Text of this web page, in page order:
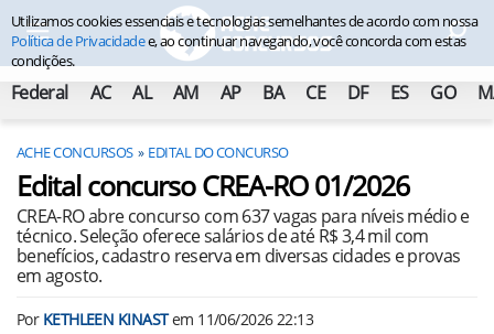
Federal AC AL AM AP BA CE DF ES GO
ACHE CONCURSOS EDITAL DO CONCURSO
Edital concurso CREA-RO 01/2026
CREA-RO abre concurso com 637 vagas para níveis médio e
técnico. Seleção oferece salários de até R$ 3,4 mil com
benefícios, cadastro reserva em diversas cidades e provas
em agosto.
Por KETHLEEN KINASTem 11/06/2026 22:13
Utilizamos cookies essenciais e tecnologias semelhantes de acordo com nossa
Política de Privacidadee, ao continuar navegando, você concorda com estas
condições.